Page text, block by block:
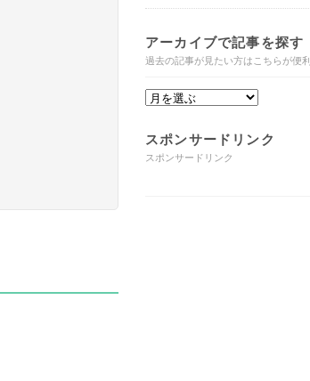
とめ
アーカイブで記事を探す
過去の記事が見たい方はこちらが便利
スポンサードリンク
スポンサードリンク